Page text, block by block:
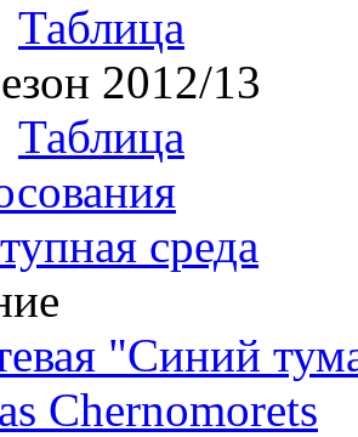
Таблица
2012/13
Таблица
среда
"Синий
Chernomorets